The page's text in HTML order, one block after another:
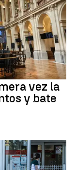
vez la
y bate